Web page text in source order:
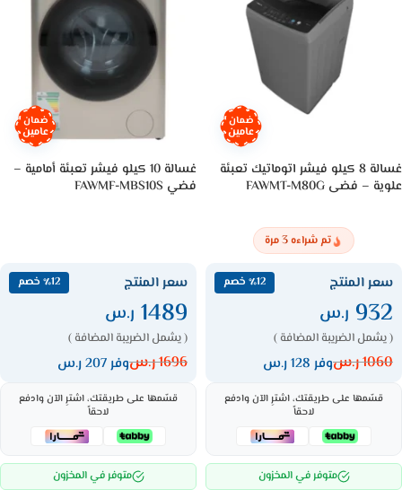
ضمان
عامين
غسالة 8 كيلو فيشر اتوماتيك تعبئة
علوية – فضى FAWMT-M80G
تم شراءه3مرة
سعر المنتج ٪12 خصم
932 ر.س
( يشمل الضريبة المضافة )
1060ر.سوفر 128 ر.س
قسّمها على طريقتك، اشترِ الآن وادفع
لاحقاً
متوفر في المخزون
ضمان
عامين
غسالة 10 كيلو فيشر تعبئة أمامية –
فضي FAWMF-MBS10S
سعر المنتج ٪12 خصم
1489 ر.س
( يشمل الضريبة المضافة )
1696ر.سوفر 207 ر.س
قسّمها على طريقتك، اشترِ الآن وادفع
لاحقاً
متوفر في المخزون